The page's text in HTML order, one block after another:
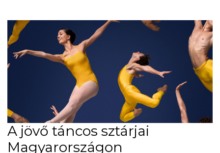
A jövő táncos sztárjai
Magyarországon